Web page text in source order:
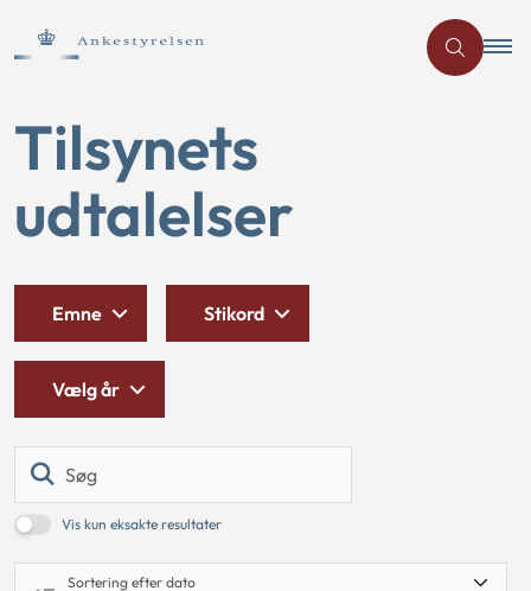
Tilsynets
udtalelser
Vis kun eksakte resultater
Emne Stikord
Vælg år